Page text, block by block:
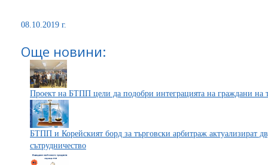
08.10.2019 г.
Още новини:
Проект на БТПП цели да подобри интеграцията на граждани на
БТПП и Корейският борд за търговски арбитраж актуализират
сътрудничество